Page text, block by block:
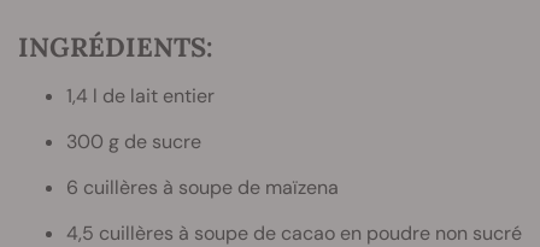
INGRÉDIENTS:
1,4 l de lait entier
300 g de sucre
6 cuillères à soupe de maïzena
4,5 cuillères à soupe de cacao en poudre non sucré